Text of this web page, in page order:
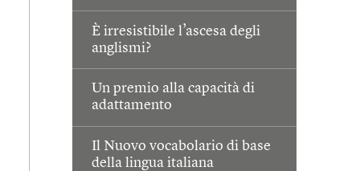
È irresistibile l’ascesa degli
anglismi?
Un premio alla capacità di
adattamento
Il Nuovo vocabolario di base
della lingua italiana